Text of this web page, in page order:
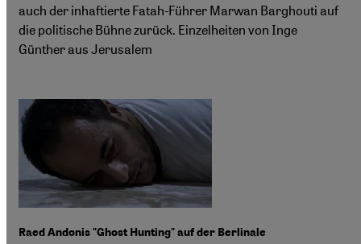
auch der inhaftierte Fatah-Führer Marwan Barghouti auf
die politische Bühne zurück. Einzelheiten von Inge
Günther aus Jerusalem
Raed Andonis "Ghost Hunting" auf der Berlinale